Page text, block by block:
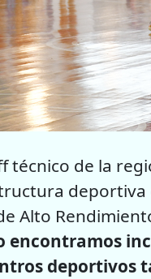
técnico de la
deportiva
Alto
encontramos
deportivos